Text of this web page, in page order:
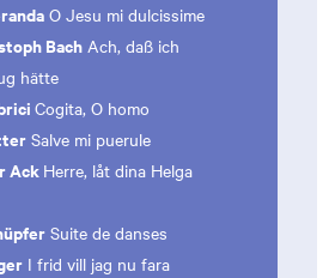
O Jesu mi dulcissime
BachAch, daß ich
hätte
Cogita, O homo
Salve mi puerule
Ack Herre, låt dina Helga
Suite de danses
I frid vill jag nu fara